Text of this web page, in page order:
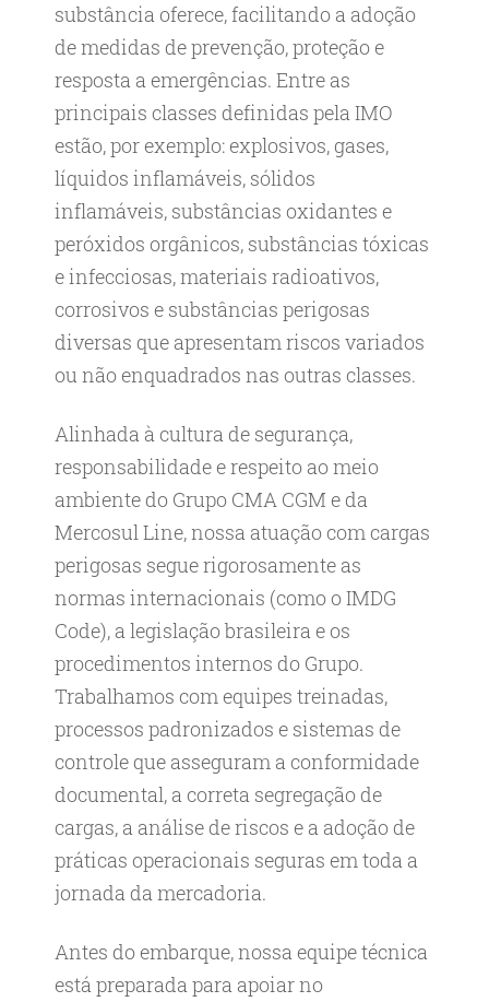
substância oferece, facilitando a adoção
de medidas de prevenção, proteção e
resposta a emergências. Entre as
principais classes definidas pela IMO
estão, por exemplo: explosivos, gases,
líquidos inflamáveis, sólidos
inflamáveis, substâncias oxidantes e
peróxidos orgânicos, substâncias tóxicas
e infecciosas, materiais radioativos,
corrosivos e substâncias perigosas
diversas que apresentam riscos variados
ou não enquadrados nas outras classes.
Alinhada à cultura de segurança,
responsabilidade e respeito ao meio
ambiente do Grupo CMA CGM e da
Mercosul Line, nossa atuação com cargas
perigosas segue rigorosamente as
normas internacionais (como o IMDG
Code), a legislação brasileira e os
procedimentos internos do Grupo.
Trabalhamos com equipes treinadas,
processos padronizados e sistemas de
controle que asseguram a conformidade
documental, a correta segregação de
cargas, a análise de riscos e a adoção de
práticas operacionais seguras em toda a
jornada da mercadoria.
Antes do embarque, nossa equipe técnica
está preparada para apoiar no